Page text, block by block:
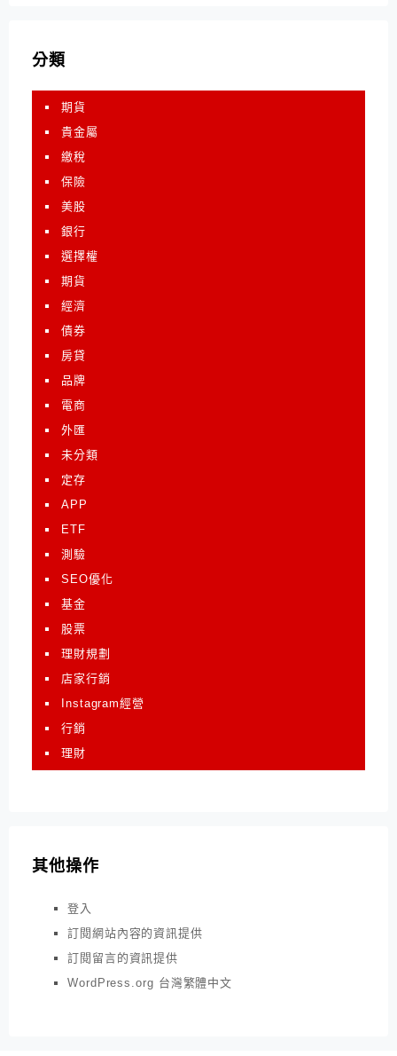
分類
期貨
貴金屬
繳稅
保險
美股
銀行
選擇權
期貨
經濟
債券
房貸
品牌
電商
外匯
未分類
定存
APP
ETF
測驗
SEO優化
基金
股票
理財規劃
店家行銷
Instagram經營
行銷
理財
其他操作
登入
訂閱網站內容的資訊提供
訂閱留言的資訊提供
WordPress.org 台灣繁體中文